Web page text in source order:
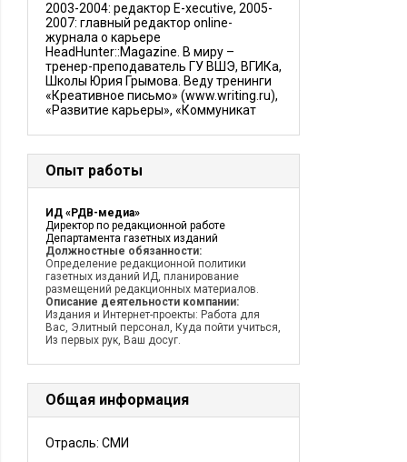
2003-2004: редактор E-xecutive, 2005-
2007: главный редактор online-
журнала о карьере
HeadHunter::Magazine. В миру –
тренер-преподаватель ГУ ВШЭ, ВГИКа,
Школы Юрия Грымова. Веду тренинги
«Креативное письмо» (www.writing.ru),
«Развитие карьеры», «Коммуникат
Опыт работы
ИД «РДВ-медиа»
Директор по редакционной работе
Департамента газетных изданий
Должностные обязанности:
Определение редакционной политики
газетных изданий ИД, планирование
размещений редакционных материалов.
Описание деятельности компании:
Издания и Интернет-проекты: Работа для
Вас, Элитный персонал, Куда пойти учиться,
Из первых рук, Ваш досуг.
Общая информация
Отрасль: СМИ